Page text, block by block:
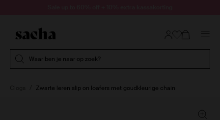
Waar ben je naar op zoek?
Zwarte leren slip on loafers met goudkleurige chain